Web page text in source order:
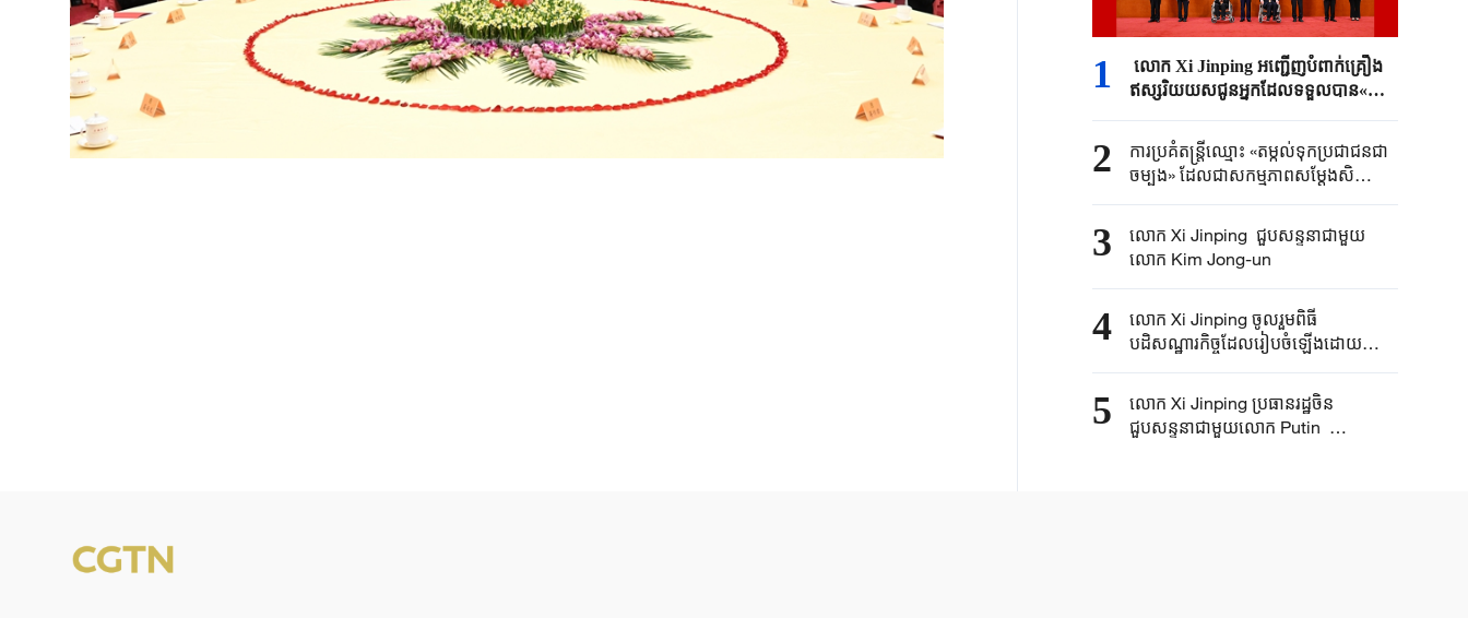
1
លោក Xi Jinping អញ្ជើញបំពាក់គ្រឿង
ឥស្សរិយយសជូន​អ្នកដែលទទួលបាន«
2
ការប្រគំតន្ត្រីឈ្មោះ «តម្កល់ទុកប្រជាជនជា
ចម្បង» ដែលជាសកម្មភាពសម្តែងសិល្បៈ
ដើម្បីអបអរសាទរខួប ១០៥ ឆ្នាំនៃការបង្កើត
បក្សកុម្មុយនីស្តចិនធ្វើឡើងនៅប៉េកាំង
3
លោក Xi Jinping ជួបសន្ទនាជាមួយ​​
លោក Kim Jong-un
4
លោក Xi Jinping ចូលរួមពិធី
បដិសណ្ឋារកិច្ច​​ដែលរៀបចំឡើង​ដោយ
លោក Kim Jong-un
5
លោក Xi Jinping ប្រធានរដ្ឋចិន​
ជួបសន្ទនាជាមួយលោក​ Putin ​​